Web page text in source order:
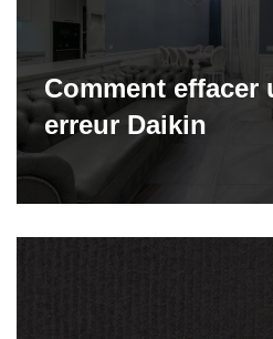
Comment effacer
erreur Daikin